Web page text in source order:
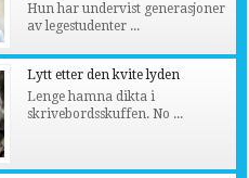
Hun har undervist generasjoner
av legestudenter ...
Lytt etter den kvite lyden
Lenge hamna dikta i
skrivebordsskuffen. No ...